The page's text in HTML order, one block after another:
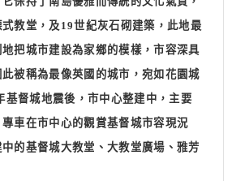
教堂，及19世紀灰石砌建築，此地最
把城市建設為家鄉的模樣，市容深具
被稱為最像英國的城市，宛如花園城
基督城地震後，市中心整建中，主要
車在市中心的觀賞基督城市容現況
中的基督城大教堂、大教堂廣場、雅芳